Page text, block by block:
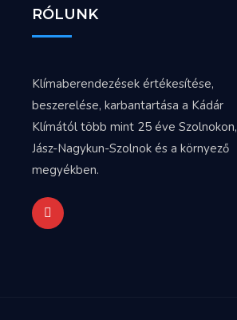
RÓLUNK
Klímaberendezések értékesítése,
beszerelése, karbantartása a Kádár
Klímától több mint 25 éve Szolnokon,
Jász-Nagykun-Szolnok és a környező
megyékben.